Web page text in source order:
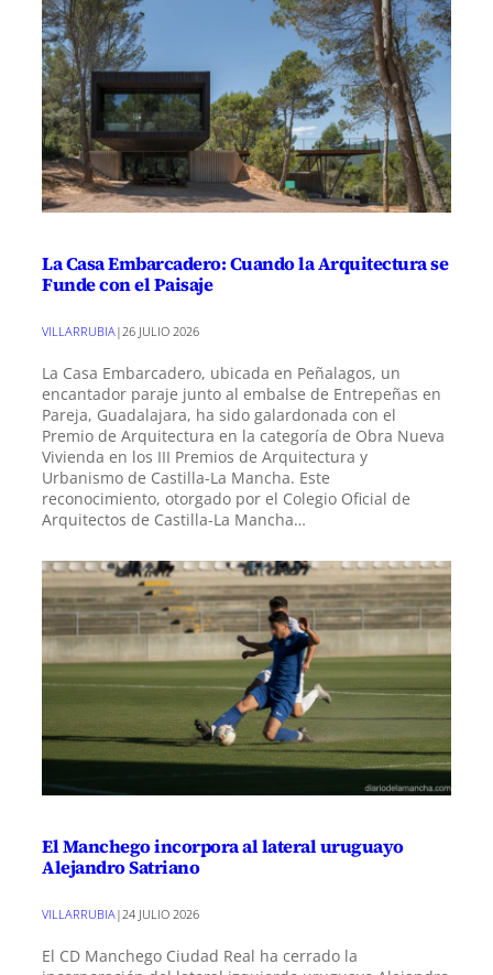
La Casa Embarcadero: Cuando la Arquitectura se
Funde con el Paisaje
VILLARRUBIA | 26 JULIO 2026
La Casa Embarcadero, ubicada en Peñalagos, un
encantador paraje junto al embalse de Entrepeñas en
Pareja, Guadalajara, ha sido galardonada con el
Premio de Arquitectura en la categoría de Obra Nueva
Vivienda en los III Premios de Arquitectura y
Urbanismo de Castilla-La Mancha. Este
reconocimiento, otorgado por el Colegio Oficial de
Arquitectos de Castilla-La Mancha…
El Manchego incorpora al lateral uruguayo
Alejandro Satriano
VILLARRUBIA | 24 JULIO 2026
El CD Manchego Ciudad Real ha cerrado la